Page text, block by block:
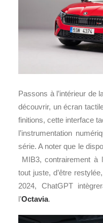
Passons à l’intérieur de
découvrir, un écran
finitions, cette interface
l’instrumentation
série. A noter que le
MIB3, contrairement
tout juste, d’être
2024, ChatGPT
l’Octavia.